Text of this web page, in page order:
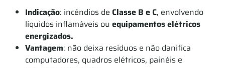
Indicação: incêndios de Classe B e C, envolvendo
líquidos inflamáveis ou equipamentos elétricos
energizados.
Vantagem: não deixa resíduos e não danifica
computadores, quadros elétricos, painéis e